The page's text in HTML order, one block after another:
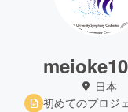
日本
初めてのプロジ